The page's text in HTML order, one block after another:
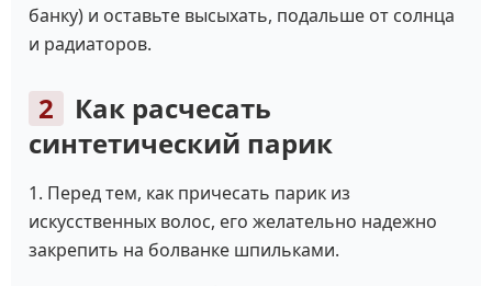
банку) и оставьте высыхать, подальше от солнца
и радиаторов.
Как расчесать
синтетический парик
1. Перед тем, как причесать парик из
искусственных волос, его желательно надежно
закрепить на болванке шпильками.